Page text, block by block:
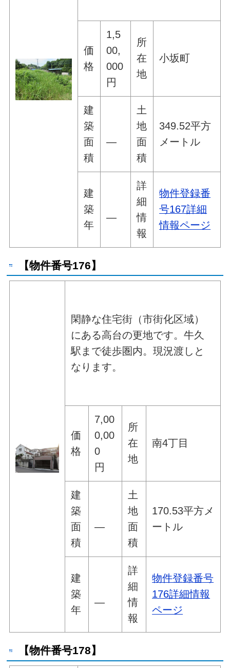
価
格
1,5
00,
000
円
所
在
地
小坂町
建
築
面
積
―
土
地
面
積
349.52平方
メートル
建
築
年
―
詳
細
情
報
物件登録番
号167詳細
情報ページ
【物件番号176】
閑静な住宅街（市街化区域）
にある高台の更地です。牛久
駅まで徒歩圏内。現況渡しと
なります。
価
格
7,00
0,00
0
円
所
在
地
南4丁目
建
築
面
積
―
土
地
面
積
170.53平方メ
ートル
建
築
年
―
詳
細
情
報
物件登録番号
176詳細情報
ページ
【物件番号178】